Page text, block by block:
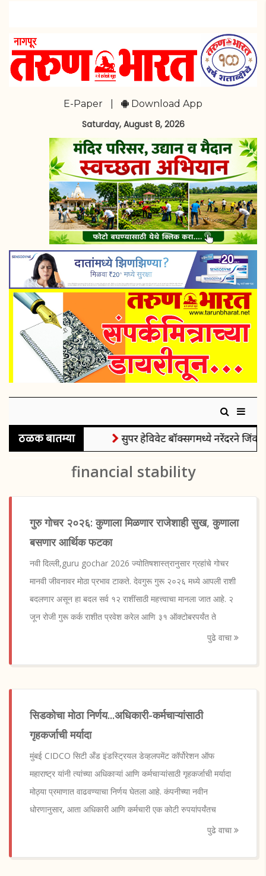
E-Paper Download App
Saturday, August 8, 2026
ठळक बातम्या सुपर हेविवेट बॉक्सिंगमध्ये नरेंदरने जिंकले
financial stability
गुरु गोचर २०२६: कुणाला मिळणार राजेशाही सुख, कुणाला
बसणार आर्थिक फटका
नवी दिल्ली,guru gochar 2026 ज्योतिषशास्त्रानुसार ग्रहांचे गोचर
मानवी जीवनावर मोठा प्रभाव टाकते. देवगुरू गुरू २०२६ मध्ये आपली राशी
बदलणार असून हा बदल सर्व १२ राशींसाठी महत्त्वाचा मानला जात आहे. २
जून रोजी गुरू कर्क राशीत प्रवेश करेल आणि ३१ ऑक्टोबरपर्यंत ते
पुढे वाचा
सिडकोचा मोठा निर्णय...अधिकारी-कर्मचाऱ्यांसाठी
गृहकर्जाची मर्यादा
मुंबई CIDCO सिटी अँड इंडस्ट्रियल डेव्हलपमेंट कॉर्पोरेशन ऑफ
महाराष्ट्र यांनी त्यांच्या अधिकाऱ्यां आणि कर्मचाऱ्यांसाठी गृहकर्जाची मर्यादा
मोठ्या प्रमाणात वाढवण्याचा निर्णय घेतला आहे. कंपनीच्या नवीन
धोरणानुसार, आता अधिकारी आणि कर्मचारी एक कोटी रुपयांपर्यंतच
पुढे वाचा